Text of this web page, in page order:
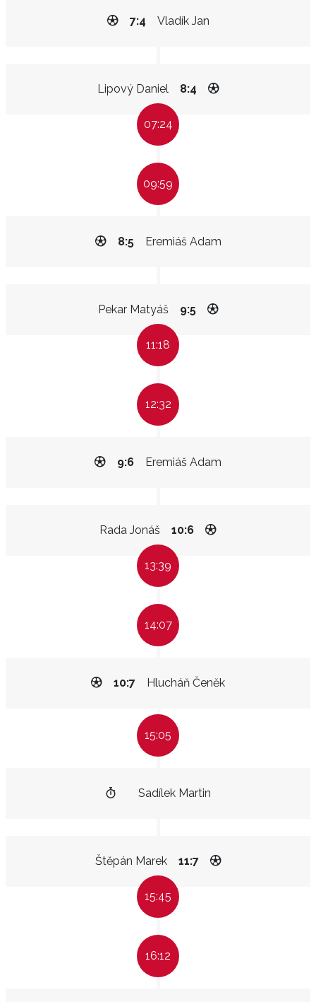
Vladík Jan
7:4
Lipový Daniel 8:4
07:24
09:59
Eremiáš Adam
8:5
Pekar Matyáš 9:5
11:18
12:32
Eremiáš Adam
9:6
Rada Jonáš 10:6
13:39
14:07
Hlucháň Čeněk
10:7
15:05
Sadílek Martin
Štěpán Marek 11:7
15:45
16:12